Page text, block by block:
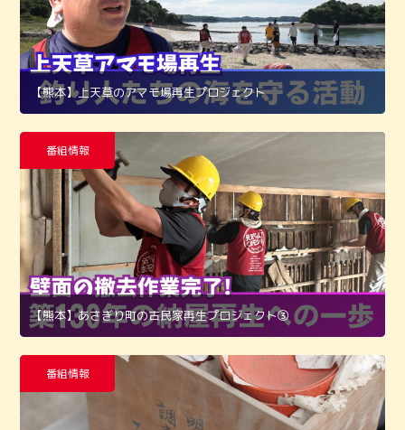
【熊本】上天草のアマモ場再生プロジェクト
番組情報
【熊本】あさぎり町の古民家再生プロジェクト➂
番組情報